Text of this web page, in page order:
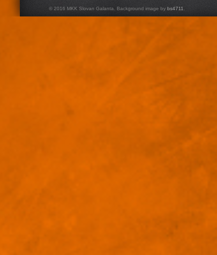
© 2016 MKK Slovan Galanta. Background image by bs4711